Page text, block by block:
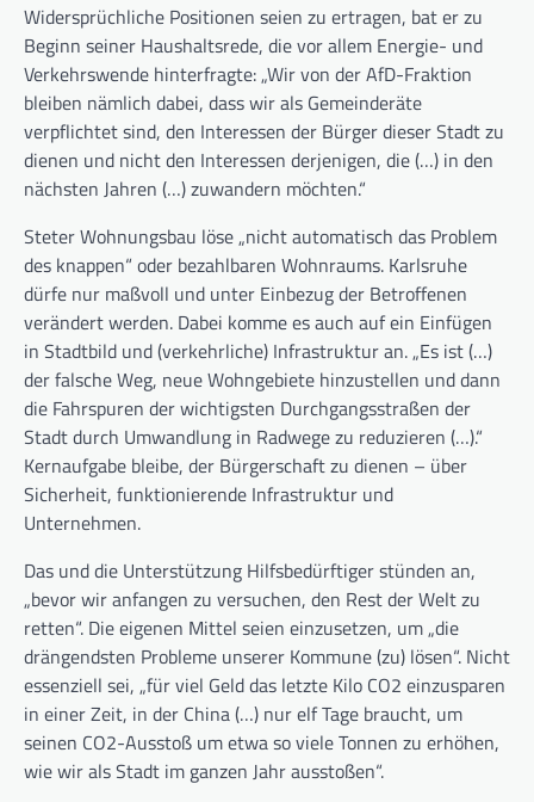
Widersprüchliche Positionen seien zu ertragen, bat er zu
Beginn seiner Haushaltsrede, die vor allem Energie- und
Verkehrswende hinterfragte: „Wir von der AfD-Fraktion
bleiben nämlich dabei, dass wir als Gemeinderäte
verpflichtet sind, den Interessen der Bürger dieser Stadt zu
dienen und nicht den Interessen derjenigen, die (…) in den
nächsten Jahren (…) zuwandern möchten.“
Steter Wohnungsbau löse „nicht automatisch das Problem
des knappen“ oder bezahlbaren Wohnraums. Karlsruhe
dürfe nur maßvoll und unter Einbezug der Betroffenen
verändert werden. Dabei komme es auch auf ein Einfügen
in Stadtbild und (verkehrliche) Infrastruktur an. „Es ist (…)
der falsche Weg, neue Wohngebiete hinzustellen und dann
die Fahrspuren der wichtigsten Durchgangsstraßen der
Stadt durch Umwandlung in Radwege zu reduzieren (…).“
Kernaufgabe bleibe, der Bürgerschaft zu dienen – über
Sicherheit, funktionierende Infrastruktur und
Unternehmen.
Das und die Unterstützung Hilfsbedürftiger stünden an,
„bevor wir anfangen zu versuchen, den Rest der Welt zu
retten“. Die eigenen Mittel seien einzusetzen, um „die
drängendsten Probleme unserer Kommune (zu) lösen“. Nicht
essenziell sei, „für viel Geld das letzte Kilo CO2 einzusparen
in einer Zeit, in der China (…) nur elf Tage braucht, um
seinen CO2-Ausstoß um etwa so viele Tonnen zu erhöhen,
wie wir als Stadt im ganzen Jahr ausstoßen“.